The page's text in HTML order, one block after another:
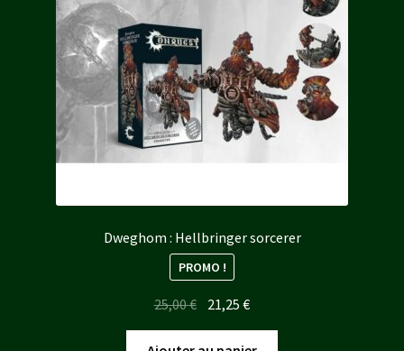
Dweghom : Hellbringer sorcerer
PROMO !
25,00€ Le
prix
21,25€Le
prix